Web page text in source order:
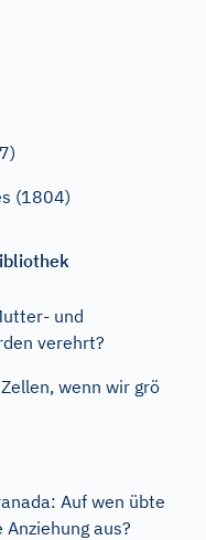
(1804)
und
verehrt?
wenn wir grö
Auf wen übte
aus?